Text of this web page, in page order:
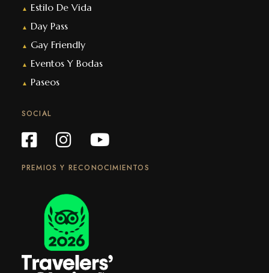
▲ Estilo De Vida
▲ Day Pass
▲ Gay Friendly
▲ Eventos Y Bodas
▲ Paseos
SOCIAL
PREMIOS Y RECONOCIMIENTOS